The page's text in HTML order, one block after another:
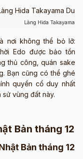
Làng Hida Takayama
nơi không thể bỏ lỡ:
Edo được bảo tồn
thủ công, quán sake
Bạn cũng có thể ghé
quyền cổ duy nhất
sử vùng đất này.
Bản tháng 12
Bản tháng 12